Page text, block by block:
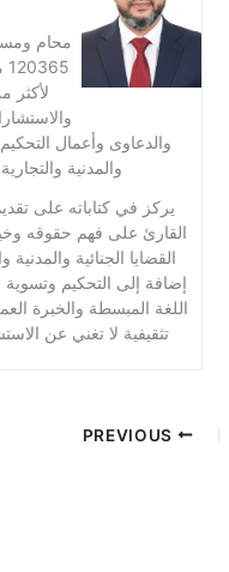
محام
والدعاوى وأعمال
والمدنية
يركز في كتاباته على
القارئ على فهم حقوقه
القضايا الجنائية والمدنية
إضافة إلى التحكيم وتسوية
اللغة المبسطة والخبرة
تثقيفية لا تغني عن